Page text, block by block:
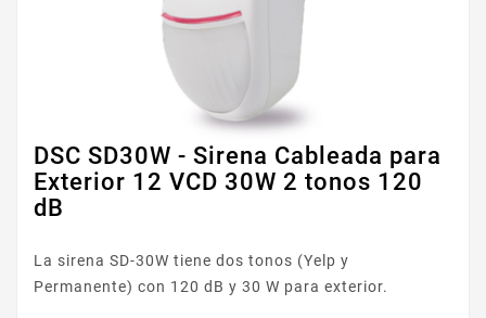
DSC SD30W - Sirena Cableada para
Exterior 12 VCD 30W 2 tonos 120
dB
La sirena SD-30W tiene dos tonos (Yelp y
Permanente) con 120 dB y 30 W para exterior.